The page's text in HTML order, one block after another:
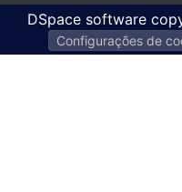
DSpace software
Configurações de